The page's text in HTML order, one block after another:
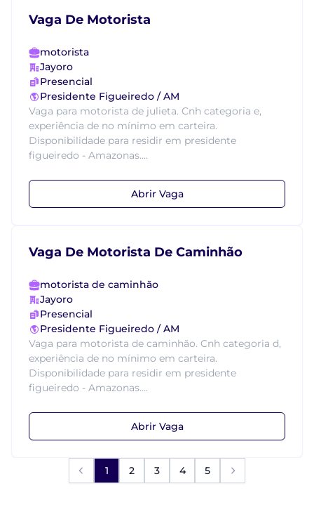
Vaga De Motorista
motorista
Jayoro
Presencial
Presidente Figueiredo / AM
Vaga para motorista de julieta. Cnh categoria e,
experiência de no mínimo em carteira.
Disponibilidade para residir em presidente
figueiredo - Amazonas....
Abrir Vaga
Vaga De Motorista De Caminhão
motorista de caminhão
Jayoro
Presencial
Presidente Figueiredo / AM
Vaga para motorista de caminhão. Cnh categoria d,
experiência de no mínimo em carteira.
Disponibilidade para residir em presidente
figueiredo - Amazonas....
Abrir Vaga
1 2 3 4 5